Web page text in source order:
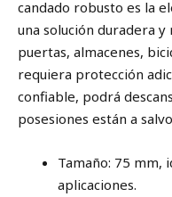
candado robusto es la
una solución duradera
puertas, almacenes,
requiera protección
confiable, podrá
posesiones están a
Tamaño: 75 mm,
aplicaciones.